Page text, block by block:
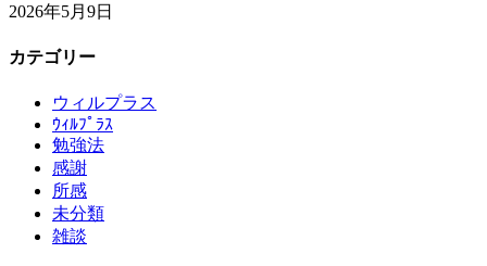
2026年5月9日
カテゴリー
ウィルプラス
ｳｨﾙﾌﾟﾗｽ
勉強法
感謝
所感
未分類
雑談